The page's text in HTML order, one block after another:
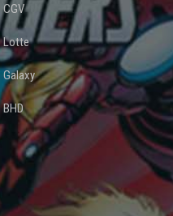
CGV
Lotte
Galaxy
BHD